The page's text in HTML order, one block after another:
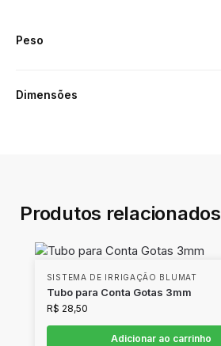
Peso
Dimensões
Produtos relacionados
SISTEMA DE IRRIGAÇÃO BLUMAT
Tubo para Conta Gotas 3mm
R$ 28,50
Adicionar ao carrinho